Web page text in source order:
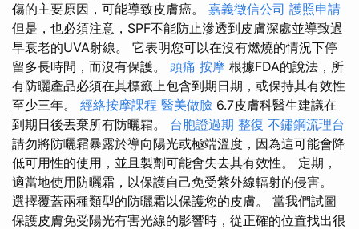
傷的主要原因，可能導致皮膚癌。 嘉義徵信公司 護照申請
但是，也必須注意，SPF不能防止滲透到皮膚深處並導致過
早衰老的UVA射線。 它表明您可以在沒有燃燒的情況下停
留多長時間，而沒有保護。 頭痛 按摩 根據FDA的說法，所
有防曬產品必須在其標籤上包含到期日期，或保持其有效性
至少三年。 經絡按摩課程 醫美做臉 6.7皮膚科醫生建議在
到期日後丟棄所有防曬霜。 台胞證過期 整復 不鏽鋼流理台
請勿將防曬霜暴露於導向陽光或極端溫度，因為這可能會降
低可用性的使用，並且製劑可能會失去其有效性。 定期，
適當地使用防曬霜，以保護自己免受紫外線輻射的侵害。
選擇覆蓋兩種類型的防曬霜以保護您的皮膚。 當我們試圖
保護皮膚免受陽光有害光線的影響時，從正確的位置找出很